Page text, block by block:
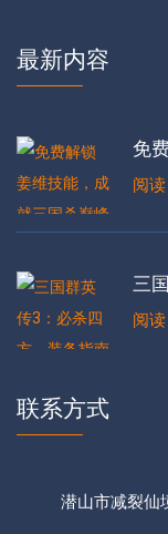
最新内容
免
阅读
三
阅读
联系方式
潜山市减裂仙